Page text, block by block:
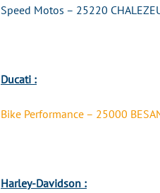
Speed Motos – 25220
Ducati :
Bike Performance – 25000
Harley-Davidson :